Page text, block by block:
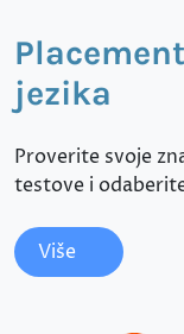
jezika
Proverite svoje
testove i
Više